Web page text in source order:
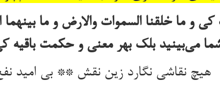
و ما خلقنا السموات والارض و ما بینهما
می‌بینید بلک بهر معنی و حکمت باقیه
هیچ نقاشی نگارد زین نقش ** بی امید